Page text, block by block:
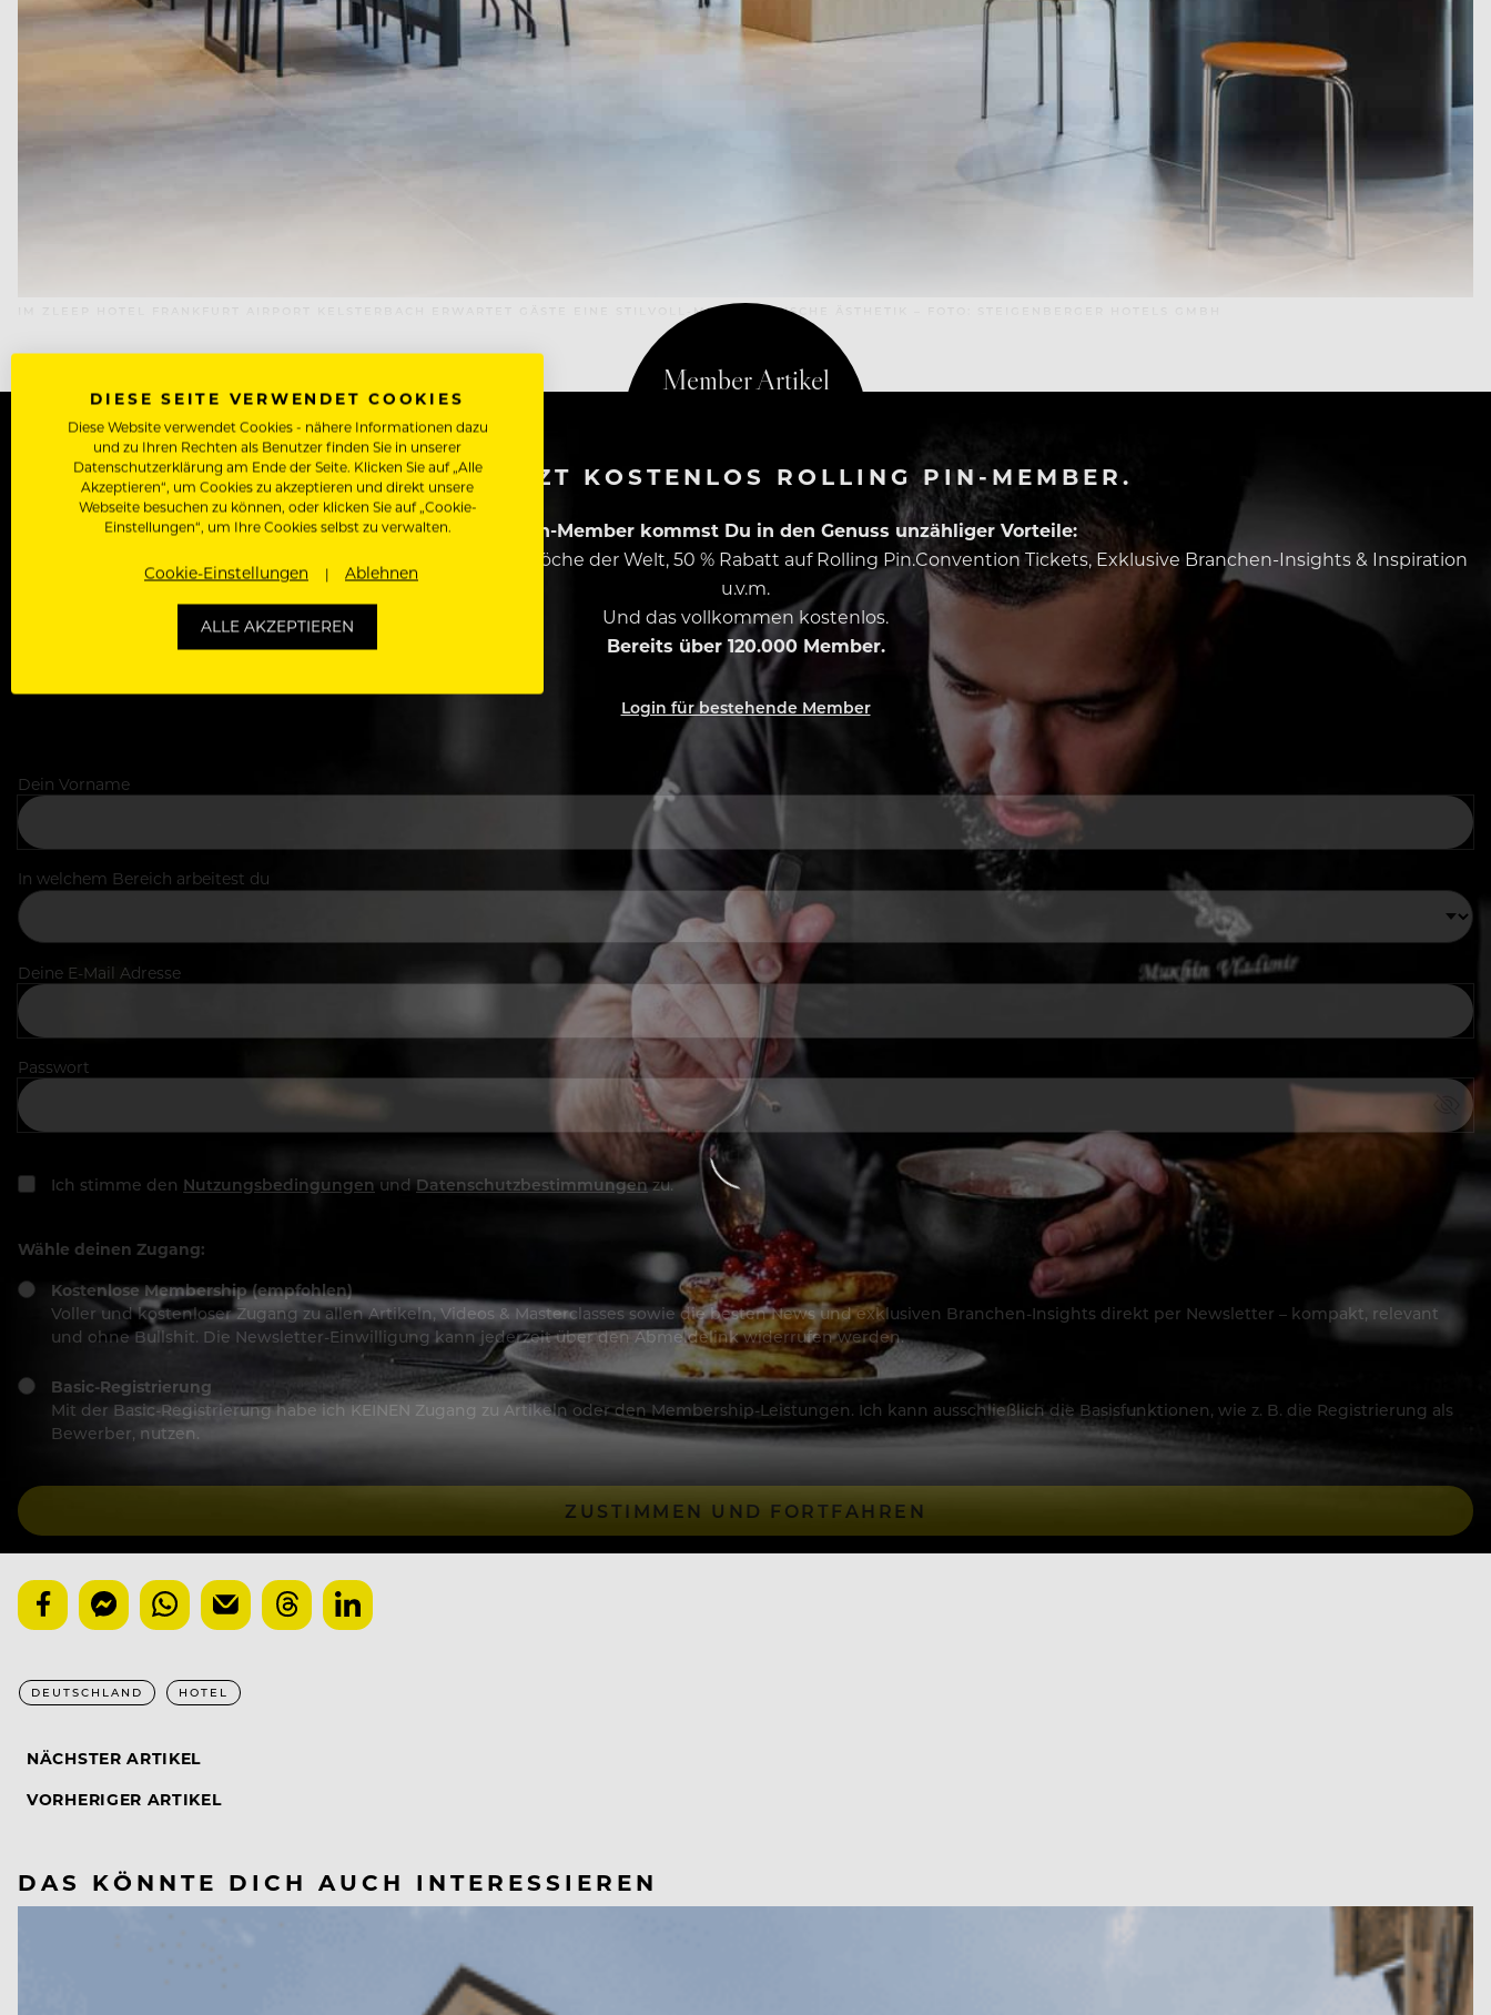
IM ZLEEP HOTEL FRANKFURT AIRPORT KELSTERBACH ERWARTET GÄSTE EINE STILVOLL-MINIMALISTISCHE ÄSTHETIK – FOTO: STEIGENBERGER HOTELS GMBH
WERDE JETZT KOSTENLOS ROLLING PIN-MEMBER.
Als Rolling Pin-Member kommst Du in den Genuss unzähliger Vorteile:
Zugriff auf alle Artikel, Videos & Masterclasses der besten Köche der Welt, 50 % Rabatt auf Rolling Pin.Convention Tickets, Exklusive Branchen-Insights & Inspiration
u.v.m.
Und das vollkommen kostenlos.
Bereits über 120.000 Member.
Login für bestehende Member
Dein Vorname
In welchem Bereich arbeitest du
Deine E-Mail Adresse
Passwort
Ich stimme den Nutzungsbedingungen und Datenschutzbestimmungenzu.
Wähle deinen Zugang:
Kostenlose Membership (empfohlen)
Voller und kostenloser Zugang zu allen Artikeln, Videos & Masterclasses sowie die besten News und exklusiven Branchen-Insights direkt per Newsletter – kompakt, relevant
und ohne Bullshit. Die Newsletter-Einwilligung kann jederzeit über den Abmeldelink widerrufen werden.
Basic-Registrierung
Mit der Basic-Registrierung habe ich KEINEN Zugang zu Artikeln oder den Membership-Leistungen. Ich kann ausschließlich die Basisfunktionen, wie z. B. die Registrierung als
Bewerber, nutzen.
ZUSTIMMEN UND FORTFAHREN
DEUTSCHLAND HOTEL
NÄCHSTER ARTIKEL
VORHERIGER ARTIKEL
DAS KÖNNTE DICH AUCH INTERESSIEREN
DIESE SEITE VERWENDET COOKIES
Diese Website verwendet Cookies - nähere Informationen dazu
und zu Ihren Rechten als Benutzer finden Sie in unserer
Datenschutzerklärung am Ende der Seite. Klicken Sie auf „Alle
Akzeptieren“, um Cookies zu akzeptieren und direkt unsere
Webseite besuchen zu können, oder klicken Sie auf „Cookie-
Einstellungen“, um Ihre Cookies selbst zu verwalten.
Cookie-Einstellungen Ablehnen
ALLE AKZEPTIEREN